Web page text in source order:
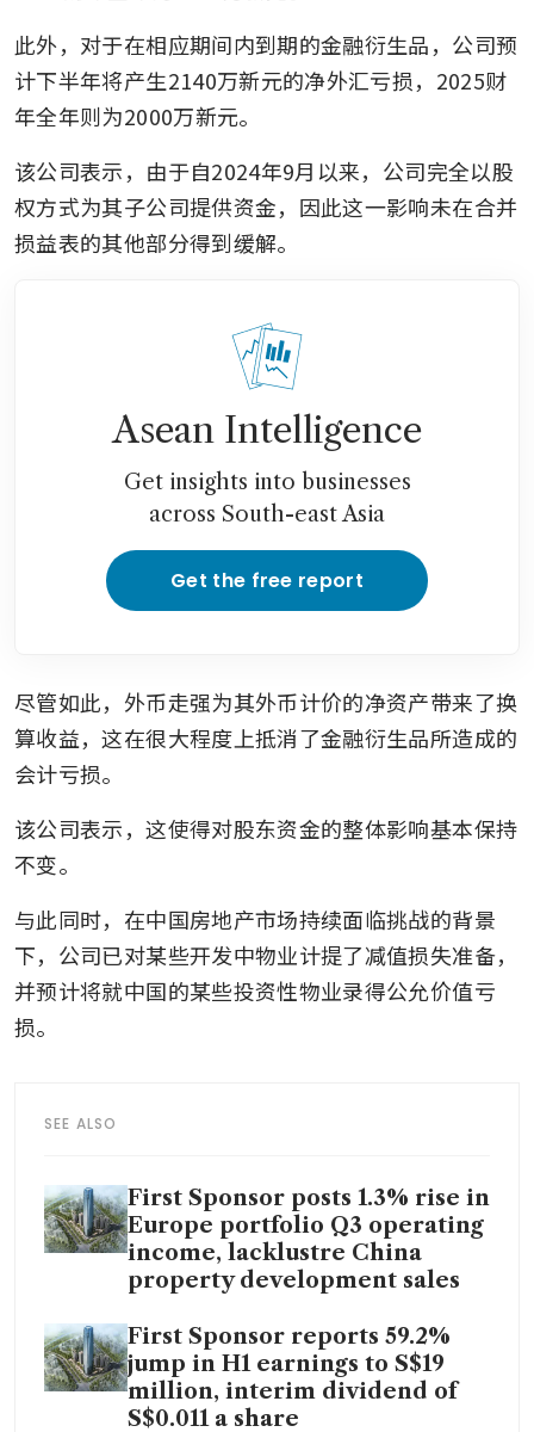
此外，对于在相应期间内到期的金融衍生品，公司预
计下半年将产生2140万新元的净外汇亏损，2025财
年全年则为2000万新元。
该公司表示，由于自2024年9月以来，公司完全以股
权方式为其子公司提供资金，因此这一影响未在合并
损益表的其他部分得到缓解。
Asean Intelligence
Get insights into businesses
across South-east Asia
Get the free report
尽管如此，外币走强为其外币计价的净资产带来了换
算收益，这在很大程度上抵消了金融衍生品所造成的
会计亏损。
该公司表示，这使得对股东资金的整体影响基本保持
不变。
与此同时，在中国房地产市场持续面临挑战的背景
下，公司已对某些开发中物业计提了减值损失准备，
并预计将就中国的某些投资性物业录得公允价值亏
损。
SEE ALSO
First Sponsor posts 1.3% rise in
Europe portfolio Q3 operating
income, lacklustre China
property development sales
First Sponsor reports 59.2%
jump in H1 earnings to S$19
million, interim dividend of
S$0.011 a share